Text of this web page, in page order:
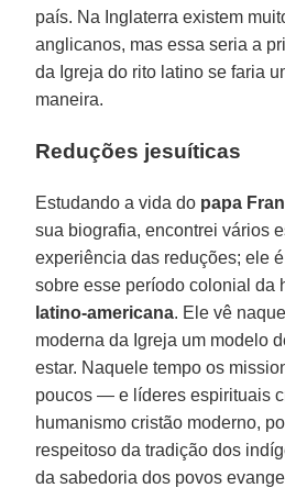
país. Na Inglaterra existem
anglicanos, mas essa seria a
da Igreja do rito latino se faria
maneira.
Reduções jesuíticas
Estudando a vida do papa
sua biografia, encontrei vários
experiência das reduções; ele
sobre esse período colonial da
latino-americana. Ele vê
moderna da Igreja um modelo
estar. Naquele tempo os
poucos — e líderes espirituais
humanismo cristão moderno,
respeitoso da tradição dos
da sabedoria dos povos